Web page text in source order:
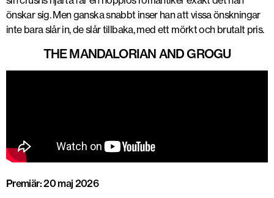
önskar sig. Men ganska snabbt inser han att vissa önskningar
inte bara slår in, de slår tillbaka, med ett mörkt och brutalt pris.
THE MANDALORIAN AND GROGU
Premiär: 20 maj 2026